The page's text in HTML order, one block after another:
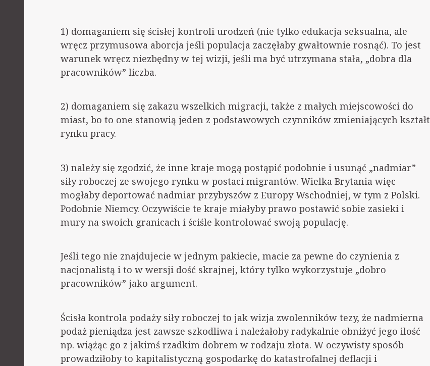
1) domaganiem się ścisłej kontroli urodzeń (nie tylko edukacja seksualna, ale
wręcz przymusowa aborcja jeśli populacja zaczęłaby gwałtownie rosnąć). To jest
warunek wręcz niezbędny w tej wizji, jeśli ma być utrzymana stała, „dobra dla
pracowników” liczba.
2) domaganiem się zakazu wszelkich migracji, także z małych miejscowości do
miast, bo to one stanowią jeden z podstawowych czynników zmieniających kształt
rynku pracy.
3) należy się zgodzić, że inne kraje mogą postąpić podobnie i usunąć „nadmiar”
siły roboczej ze swojego rynku w postaci migrantów. Wielka Brytania więc
mogłaby deportować nadmiar przybyszów z Europy Wschodniej, w tym z Polski.
Podobnie Niemcy. Oczywiście te kraje miałyby prawo postawić sobie zasieki i
mury na swoich granicach i ściśle kontrolować swoją populację.
Jeśli tego nie znajdujecie w jednym pakiecie, macie za pewne do czynienia z
nacjonalistą i to w wersji dość skrajnej, który tylko wykorzystuje „dobro
pracowników” jako argument.
Ścisła kontrola podaży siły roboczej to jak wizja zwolenników tezy, że nadmierna
podaż pieniądza jest zawsze szkodliwa i należałoby radykalnie obniżyć jego ilość
np. wiążąc go z jakimś rzadkim dobrem w rodzaju złota. W oczywisty sposób
prowadziłoby to kapitalistyczną gospodarkę do katastrofalnej deflacji i